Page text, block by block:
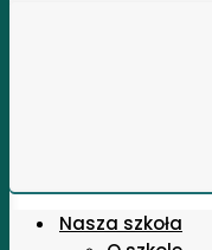
Nasza szkoła